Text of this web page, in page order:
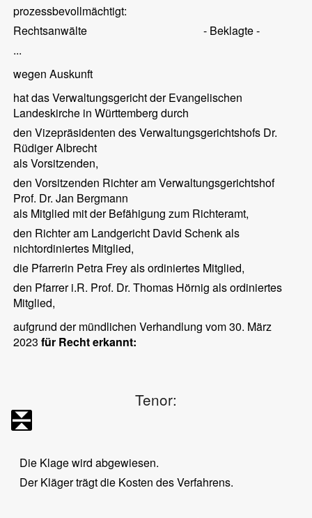
prozessbevollmächtigt:
Rechtsanwälte
- Beklagte -
...
wegen Auskunft
hat das Verwaltungsgericht der Evangelischen
Landeskirche in Württemberg durch
den Vizepräsidenten des Verwaltungsgerichtshofs Dr.
Rüdiger Albrecht
als Vorsitzenden,
den Vorsitzenden Richter am Verwaltungsgerichtshof
Prof. Dr. Jan Bergmann
als Mitglied mit der Befähigung zum Richteramt,
den Richter am Landgericht David Schenk als
nichtordiniertes Mitglied,
die Pfarrerin Petra Frey als ordiniertes Mitglied,
den Pfarrer i.R. Prof. Dr. Thomas Hörnig als ordiniertes
Mitglied,
aufgrund der mündlichen Verhandlung vom 30. März
2023für Recht erkannt:
Tenor:
Die Klage wird abgewiesen.
Der Kläger trägt die Kosten des Verfahrens.